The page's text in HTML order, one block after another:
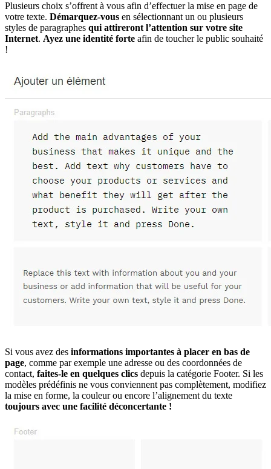
Plusieurs choix s’offrent à vous afin d’effectuer la mise en page de
votre texte. Démarquez-vous en sélectionnant un ou plusieurs
styles de paragraphes qui attireront l’attention sur votre site
Internet. Ayez une identité forte afin de toucher le public souhaité
!
Si vous avez des informations importantes à placer en bas de
page, comme par exemple une adresse ou des coordonnées de
contact, faites-le en quelques clics depuis la catégorie Footer. Si les
modèles prédéfinis ne vous conviennent pas complètement, modifiez
la mise en forme, la couleur ou encore l’alignement du texte
toujours avec une facilité déconcertante !